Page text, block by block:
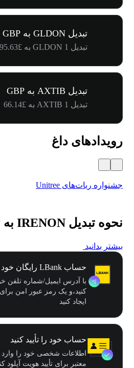
تبدیل GLDON به GBP
تبدیل 1 GLDON به £295.63
تبدیل AXTIB به GBP
تبدیل 1 AXTIB به £66.14
رویدادهای داغ
جشنواره ربات‌های Unitree
نحوه تبدیل IRENON به GBP
بیشتر بدانید
حساب LBank رایگان خود را ایجاد کنید
کنید،و یک رمز عبور امن
ایجاد کنید
حساب خود را تأیید کنید
اطلاعات شخصی خود را
معتبر برای تأیید هویت آپلود